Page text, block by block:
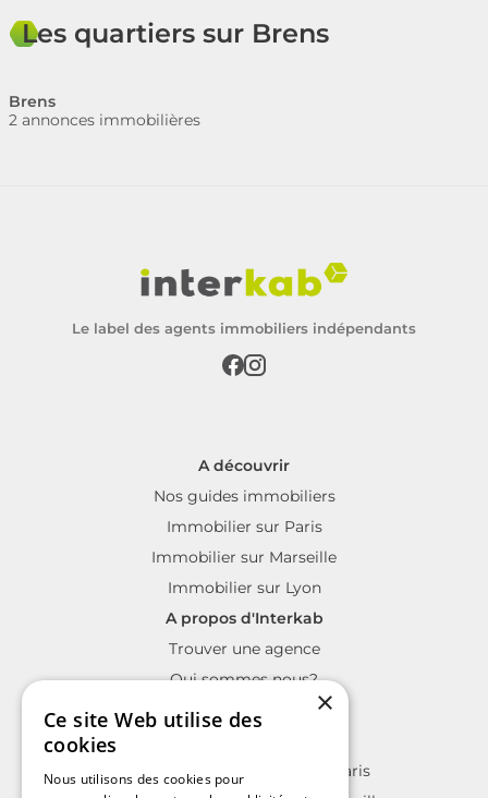
Les quartiers sur Brens
Brens
2 annonces immobilières
Le label des agents immobiliers indépendants
A découvrir
Nos guides immobiliers
Immobilier sur Paris
Immobilier sur Marseille
Immobilier sur Lyon
A propos d'Interkab
Trouver une agence
Qui sommes nous?
La charte Interkab
Annonces immobilières sur Paris
×
Ce site Web utilise des
cookies
Nous utilisons des cookies pour